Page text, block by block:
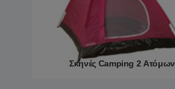
Σκηνές Camping 2 Ατόμων